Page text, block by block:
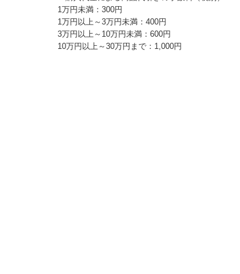
1万円未満：300円
1万円以上～3万円未満：400円
3万円以上～10万円未満：600円
10万円以上～30万円まで：1,000円